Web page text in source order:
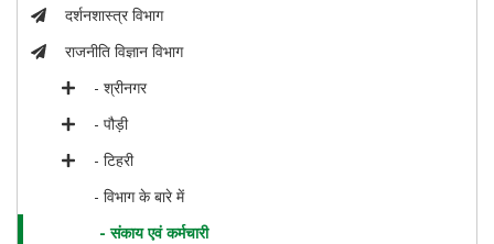
दर्शनशास्त्र विभाग
राजनीति विज्ञान विभाग
- श्रीनगर
- पौड़ी
- टिहरी
- विभाग के बारे में
- संकाय एवं कर्मचारी